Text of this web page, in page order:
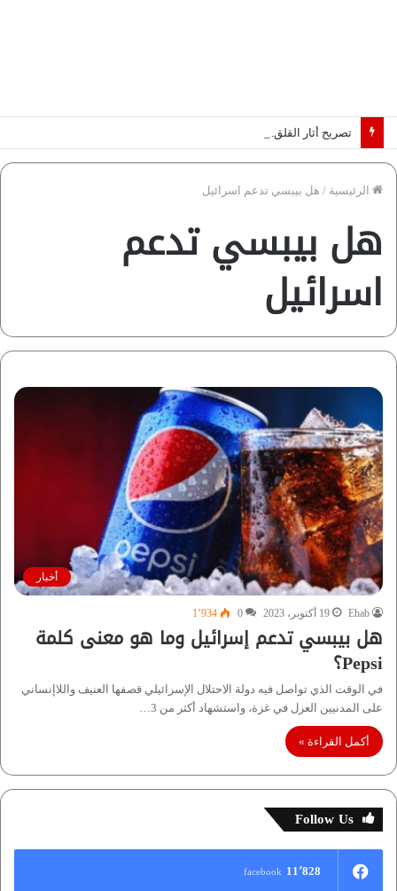
الرئيسية / هل بيبسي تدعم اسرائيل
هل بيبسي تدعم
اسرائيل
أخبار
Ehab 19 أكتوبر، 2023 0 1٬934
هل بيبسي تدعم إسرائيل وما هو معنى كلمة
Pepsi؟
في الوقت الذي تواصل فيه دولة الاحتلال الإسرائيلي قصفها العنيف واللاإنساني
على المدنيين العزل في غزة، واستشهاد أكثر من 3…
أكمل القراءة »
Follow Us
11٬828 facebook